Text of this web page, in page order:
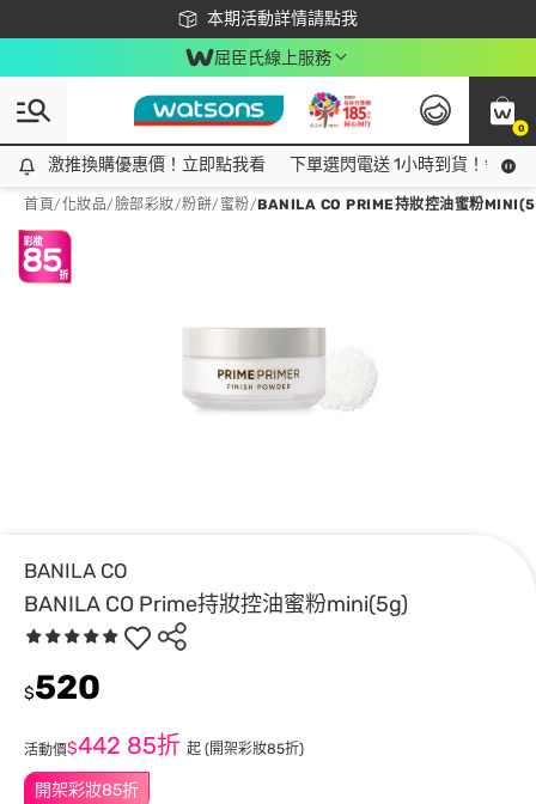
本期活動詳情請點我
下載app最高回饋$350
屈臣氏線上服務
0
激推換購優惠價！立即點我看
激推換購優惠價！立即點我看 下單選閃電送 1小時到貨！領神
首頁/化妝品/臉部彩妝/粉餅/蜜粉/BANILA CO PRIME持妝控油蜜粉
BANILA CO
BANILA CO Prime持妝控油蜜粉mini(5g)
開架彩妝85折
$520
活動價$442 85折 起 (開架彩妝85折)